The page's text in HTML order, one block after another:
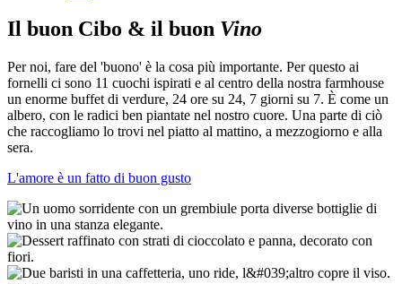
Il buon Cibo & il buon Vino
Per noi, fare del 'buono' è la cosa più importante. Per questo ai
fornelli ci sono 11 cuochi ispirati e al centro della nostra farmhouse
un enorme buffet di verdure, 24 ore su 24, 7 giorni su 7. È come un
albero, con le radici ben piantate nel nostro cuore. Una parte di ciò
che raccogliamo lo trovi nel piatto al mattino, a mezzogiorno e alla
sera.
L'amore è un fatto di buon gusto